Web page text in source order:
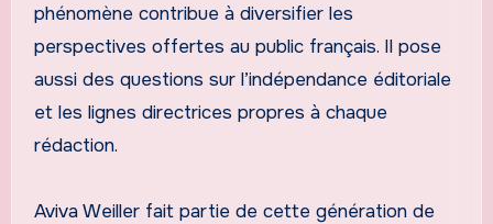
phénomène contribue à diversifier les
perspectives offertes au public français. Il pose
aussi des questions sur l’indépendance éditoriale
et les lignes directrices propres à chaque
rédaction.
Aviva Weiller fait partie de cette génération de